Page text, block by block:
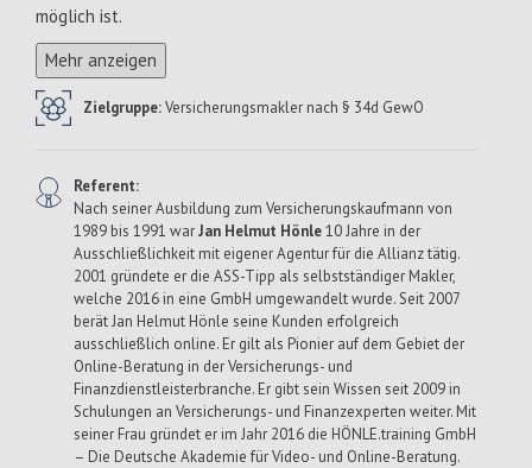
möglich ist.
Mehr anzeigen
Zielgruppe:Versicherungsmakler nach § 34d GewO
Referent:
Nach seiner Ausbildung zum Versicherungskaufmann von
1989 bis 1991 warJan Helmut Hönle10 Jahre in der
Ausschließlichkeit mit eigener Agentur für die Allianz tätig.
2001 gründete er die ASS-Tipp als selbstständiger Makler,
welche 2016 in eine GmbH umgewandelt wurde. Seit 2007
berät Jan Helmut Hönle seine Kunden erfolgreich
ausschließlich online. Er gilt als Pionier auf dem Gebiet der
Online-Beratung in der Versicherungs- und
Finanzdienstleisterbranche. Er gibt sein Wissen seit 2009 in
Schulungen an Versicherungs- und Finanzexperten weiter. Mit
seiner Frau gründet er im Jahr 2016 die HÖNLE.training GmbH
– Die Deutsche Akademie für Video- und Online-Beratung.